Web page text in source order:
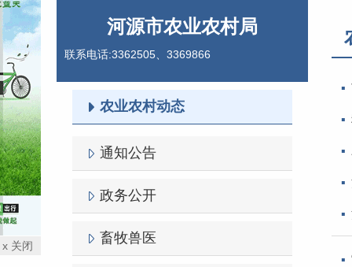
河源市农业农村局
联系电话:3362505、3369866
农业农村动态
通知公告
政务公开
畜牧兽医
x 关闭